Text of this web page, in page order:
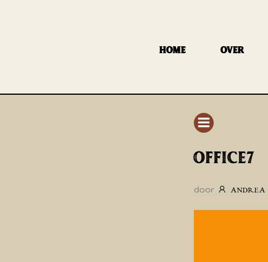
HOME OVER
OFFICE7
door ANDREA